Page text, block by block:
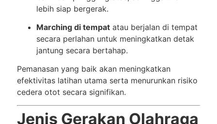
lebih siap bergerak.
Marching di tempat atau berjalan di tempat
secara perlahan untuk meningkatkan detak
jantung secara bertahap.
Pemanasan yang baik akan meningkatkan
efektivitas latihan utama serta menurunkan risiko
cedera otot secara signifikan.
Jenis Gerakan Olahraga